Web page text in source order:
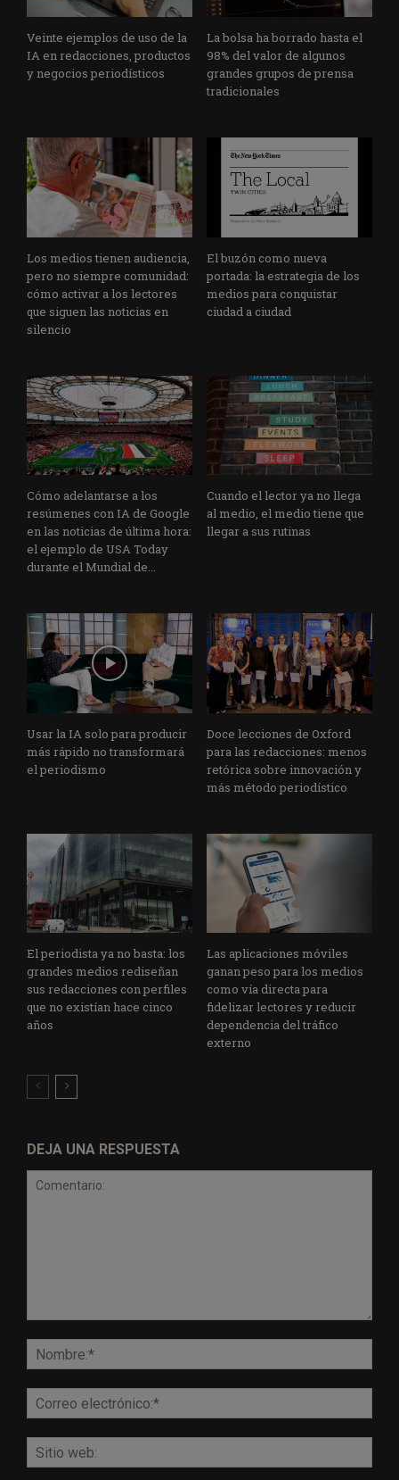
Veinte ejemplos de uso de la
IA en redacciones, productos
y negocios periodísticos
La bolsa ha borrado hasta el
98% del valor de algunos
grandes grupos de prensa
tradicionales
Los medios tienen audiencia,
pero no siempre comunidad:
cómo activar a los lectores
que siguen las noticias en
silencio
El buzón como nueva
portada: la estrategia de los
medios para conquistar
ciudad a ciudad
Cómo adelantarse a los
resúmenes con IA de Google
en las noticias de última hora:
el ejemplo de USA Today
durante el Mundial de...
Cuando el lector ya no llega
al medio, el medio tiene que
llegar a sus rutinas
Usar la IA solo para producir
más rápido no transformará
el periodismo
Doce lecciones de Oxford
para las redacciones: menos
retórica sobre innovación y
más método periodístico
El periodista ya no basta: los
grandes medios rediseñan
sus redacciones con perfiles
que no existían hace cinco
años
Las aplicaciones móviles
ganan peso para los medios
como vía directa para
fidelizar lectores y reducir
dependencia del tráfico
externo
DEJA UNA RESPUESTA
web: